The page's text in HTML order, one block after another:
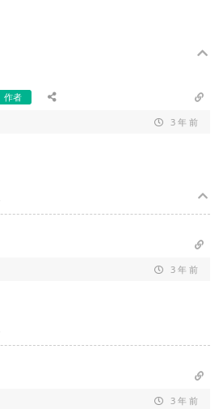
作者
3 年 前
3 年 前
3 年 前